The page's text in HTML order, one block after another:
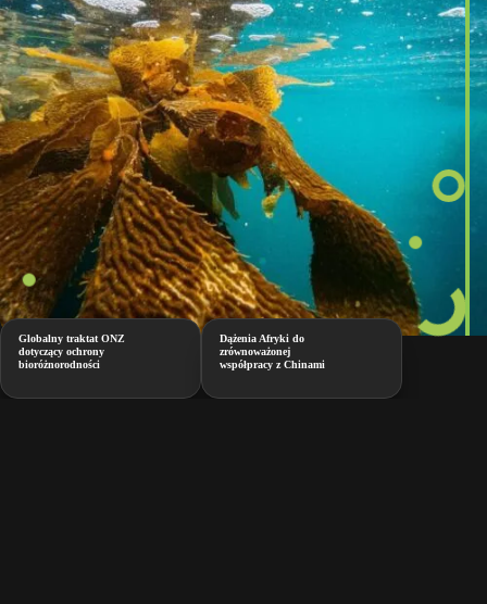
Globalny traktat ONZ
dotyczący ochrony
bioróżnorodności
Dążenia Afryki do
zrównoważonej
współpracy z Chinami